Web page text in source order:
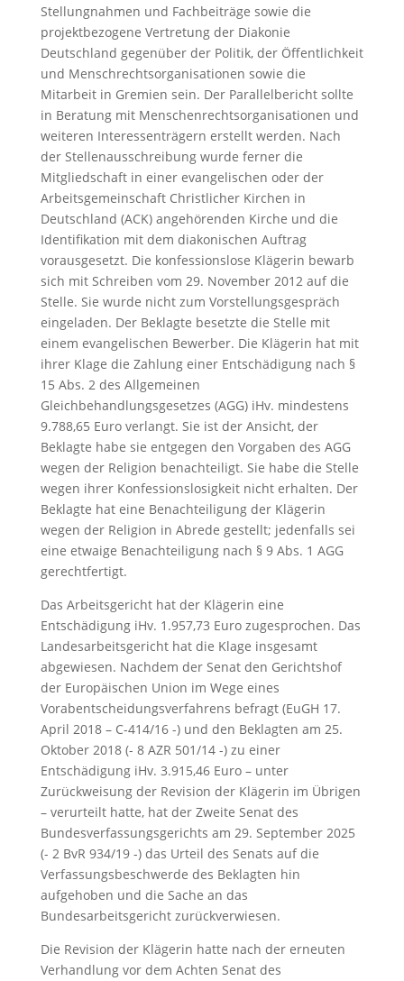
Stellungnahmen und Fachbeiträge sowie die
projektbezogene Vertretung der Diakonie
Deutschland gegenüber der Politik, der Öffentlichkeit
und Menschrechtsorganisationen sowie die
Mitarbeit in Gremien sein. Der Parallelbericht sollte
in Beratung mit Menschenrechtsorganisationen und
weiteren Interessenträgern erstellt werden. Nach
der Stellenausschreibung wurde ferner die
Mitgliedschaft in einer evangelischen oder der
Arbeitsgemeinschaft Christlicher Kirchen in
Deutschland (ACK) angehörenden Kirche und die
Identifikation mit dem diakonischen Auftrag
vorausgesetzt. Die konfessionslose Klägerin bewarb
sich mit Schreiben vom 29. November 2012 auf die
Stelle. Sie wurde nicht zum Vorstellungsgespräch
eingeladen. Der Beklagte besetzte die Stelle mit
einem evangelischen Bewerber. Die Klägerin hat mit
ihrer Klage die Zahlung einer Entschädigung nach §
15 Abs. 2 des Allgemeinen
Gleichbehandlungsgesetzes (AGG) iHv. mindestens
9.788,65 Euro verlangt. Sie ist der Ansicht, der
Beklagte habe sie entgegen den Vorgaben des AGG
wegen der Religion benachteiligt. Sie habe die Stelle
wegen ihrer Konfessionslosigkeit nicht erhalten. Der
Beklagte hat eine Benachteiligung der Klägerin
wegen der Religion in Abrede gestellt; jedenfalls sei
eine etwaige Benachteiligung nach § 9 Abs. 1 AGG
gerechtfertigt.
Das Arbeitsgericht hat der Klägerin eine
Entschädigung iHv. 1.957,73 Euro zugesprochen. Das
Landesarbeitsgericht hat die Klage insgesamt
abgewiesen. Nachdem der Senat den Gerichtshof
der Europäischen Union im Wege eines
Vorabentscheidungsverfahrens befragt (EuGH 17.
April 2018 – C-414/16 -) und den Beklagten am 25.
Oktober 2018 (- 8 AZR 501/14 -) zu einer
Entschädigung iHv. 3.915,46 Euro – unter
Zurückweisung der Revision der Klägerin im Übrigen
– verurteilt hatte, hat der Zweite Senat des
Bundesverfassungsgerichts am 29. September 2025
(- 2 BvR 934/19 -) das Urteil des Senats auf die
Verfassungsbeschwerde des Beklagten hin
aufgehoben und die Sache an das
Bundesarbeitsgericht zurückverwiesen.
Die Revision der Klägerin hatte nach der erneuten
Verhandlung vor dem Achten Senat des